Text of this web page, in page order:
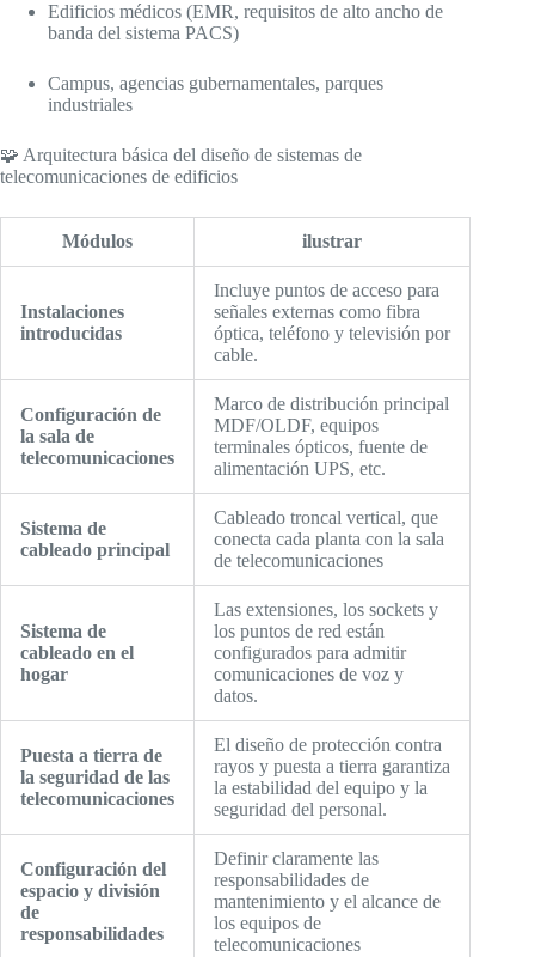
Edificios médicos (EMR, requisitos de alto ancho de
banda del sistema PACS)
Campus, agencias gubernamentales, parques
industriales
🧩 Arquitectura básica del diseño de sistemas de
telecomunicaciones de edificios
Módulos ilustrar
Instalaciones
introducidas
Incluye puntos de acceso para
señales externas como fibra
óptica, teléfono y televisión por
cable.
Configuración de
la sala de
telecomunicaciones
Marco de distribución principal
MDF/OLDF, equipos
terminales ópticos, fuente de
alimentación UPS, etc.
Sistema de
cableado principal
Cableado troncal vertical, que
conecta cada planta con la sala
de telecomunicaciones
Sistema de
cableado en el
hogar
Las extensiones, los sockets y
los puntos de red están
configurados para admitir
comunicaciones de voz y
datos.
Puesta a tierra de
la seguridad de las
telecomunicaciones
El diseño de protección contra
rayos y puesta a tierra garantiza
la estabilidad del equipo y la
seguridad del personal.
Configuración del
espacio y división
de
responsabilidades
Definir claramente las
responsabilidades de
mantenimiento y el alcance de
los equipos de
telecomunicaciones